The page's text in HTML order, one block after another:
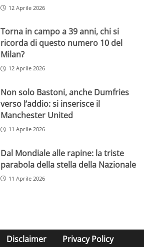
12 Aprile 2026
Torna in campo a 39 anni, chi si
ricorda di questo numero 10 del
Milan?
12 Aprile 2026
Non solo Bastoni, anche Dumfries
verso l’addio: si inserisce il
Manchester United
11 Aprile 2026
Dal Mondiale alle rapine: la triste
parabola della stella della Nazionale
11 Aprile 2026
Disclaimer Privacy Policy